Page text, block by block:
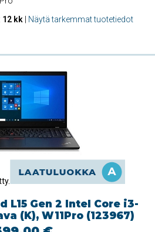
12 kk Näytä tarkemmat tuotetiedot
L15 Gen 2 Intel Core i3-
(K), W11Pro (123967)